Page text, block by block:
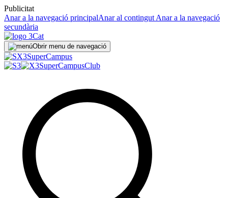
Publicitat
Anar a la navegació principalAnar al contingut Anar a la navegació
secundària
Obrir menu de navegació
SuperCampus
SuperCampusClub